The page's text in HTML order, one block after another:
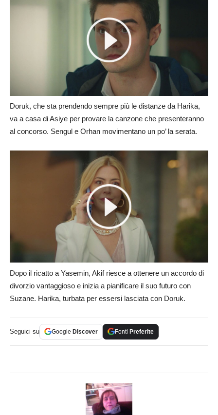
Doruk, che sta prendendo sempre più le distanze da Harika,
va a casa di Asiye per provare la canzone che presenteranno
al concorso. Sengul e Orhan movimentano un po’ la serata.
Dopo il ricatto a Yasemin, Akif riesce a ottenere un accordo di
divorzio vantaggioso e inizia a pianificare il suo futuro con
Suzane. Harika, turbata per essersi lasciata con Doruk.
Seguici su Google Discover Fonti Preferite